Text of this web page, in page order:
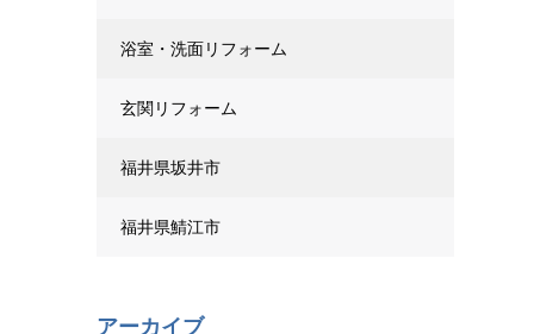
浴室・洗面リフォーム
玄関リフォーム
福井県坂井市
福井県鯖江市
アーカイブ